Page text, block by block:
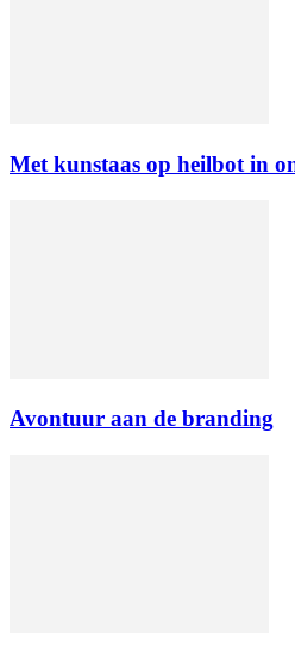
Met kunstaas op heilbot in
Avontuur aan de branding